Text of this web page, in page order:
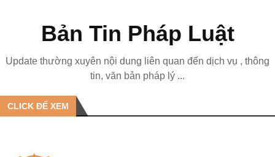
Bản Tin Pháp Luật
Update thường xuyên nội dung liên quan đến dịch vụ , thông
tin, văn bản pháp lý ...
CLICK ĐỂ XEM